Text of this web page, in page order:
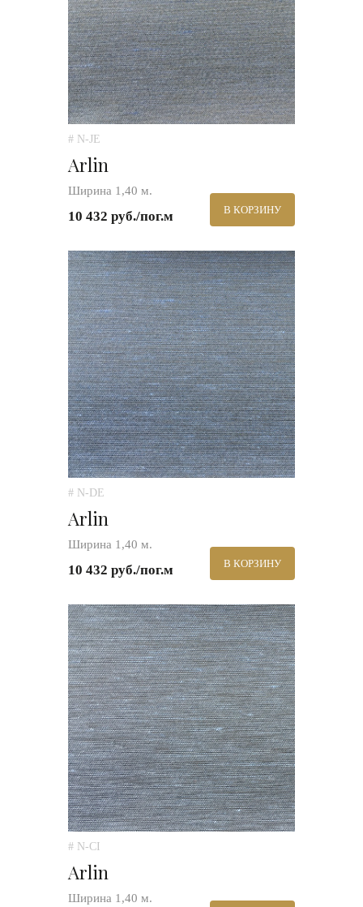
# N-JE
Arlin
Ширина 1,40 м.
10 432 руб./пог.м В КОРЗИНУ
# N-DE
Arlin
Ширина 1,40 м.
10 432 руб./пог.м В КОРЗИНУ
# N-CI
Arlin
Ширина 1,40 м.